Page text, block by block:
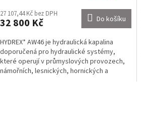
27 107,44 Kč bez DPH
32 800 Kč Do košíku
HYDREX* AW46 je hydraulická kapalina
doporučená pro hydraulické systémy,
které operují v průmyslových provozech,
námořních, lesnických, hornických a